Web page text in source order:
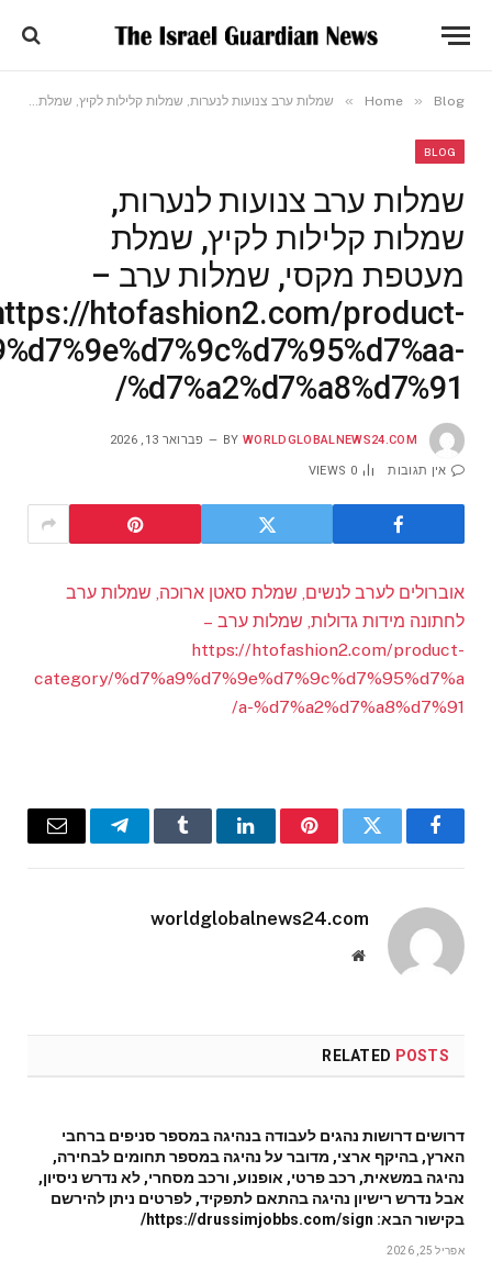
Home » Blog
» שמלות ערב צנועות לנערות, שמלות קלילות לקיץ, שמלת מעטפת מקסי, שמלות ערב – https://htofashion2.com/product-category/%d7%a9%d7%9e%d7%9c%d7%95%d7%aa-%d7%a2%d7%a8%d7%91/
BLOG
שמלות ערב צנועות לנערות,
שמלות קלילות לקיץ, שמלת
מעטפת מקסי, שמלות ערב –
htofashion2.com/product-
%d7%a2%d7%a8%d7%91/
BY WORLDGLOBALNEWS24.COM פברואר 13, 2026
אין תגובות 0
VIEWS
אוברולים לערב לנשים, שמלת סאטן ארוכה, שמלות ערב
לחתונה מידות גדולות, שמלות ערב –
https://htofashion2.com/product-
category/%d7%a9%d7%9e%d7%9c%d7%95%d7%a
a-%d7%a2%d7%a8%d7%91/
Facebook
Twitter
Pinterest
LinkedIn
Tumblr
Telegram
Email
worldglobalnews24.com
Website
RELATED POSTS
דרושים דרושות נהגים לעבודה בנהיגה במספר סניפים ברחבי
הארץ, בהיקף ארצי, מדובר על נהיגה במספר תחומים לבחירה,
נהיגה במשאית, רכב פרטי, אופנוע, ורכב מסחרי, לא נדרש ניסיון,
אבל נדרש רישיון נהיגה בהתאם לתפקיד, לפרטים ניתן להירשם
בקישור הבא: https://drussimjobbs.com/sign/
אפריל 25, 2026